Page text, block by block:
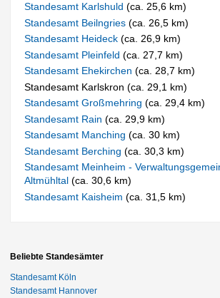
Standesamt Karlshuld(ca. 25,6 km)
Standesamt Beilngries(ca. 26,5 km)
Standesamt Heideck(ca. 26,9 km)
Standesamt Pleinfeld(ca. 27,7 km)
Standesamt Ehekirchen(ca. 28,7 km)
Standesamt Karlskron (ca. 29,1 km)
Standesamt Großmehring(ca. 29,4 km)
Standesamt Rain(ca. 29,9 km)
Standesamt Manching(ca. 30 km)
Standesamt Berching(ca. 30,3 km)
Standesamt Meinheim -
Altmühltal(ca. 30,6 km)
Standesamt Kaisheim(ca. 31,5 km)
Beliebte Standesämter
Standesamt Köln
Standesamt Hannover